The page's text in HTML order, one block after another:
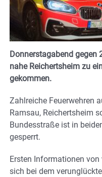
Donnerstagabend gegen
nahe Reichertsheim zu
gekommen.
Zahlreiche Feuerwehren
Ramsau, Reichertsheim
Bundesstraße ist in
gesperrt.
Ersten Informationen
sich bei dem